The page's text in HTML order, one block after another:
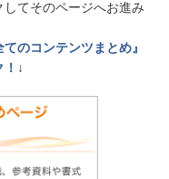
てそのページへお進み
のコンテンツまとめ』
↓